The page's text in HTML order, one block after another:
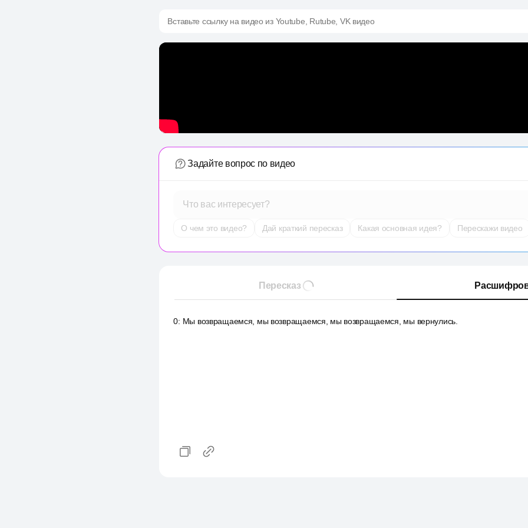
Вставьте ссылку на видео из Youtube, Rutube, VK видео
Задайте вопрос по видео
Что вас интересует?
О чем это видео? Дай краткий пересказ Какая основная идея? Перескажи видео
Пересказ
0: Мы возвращаемся, мы возвращаемся, мы возвращаемся, мы вернулись.